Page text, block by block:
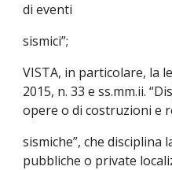
di eventi
sismici”;
VISTA, in particolare, la
2015, n. 33 e ss.mm.ii.
opere o di costruzioni e
sismiche”, che disciplina
pubbliche o private